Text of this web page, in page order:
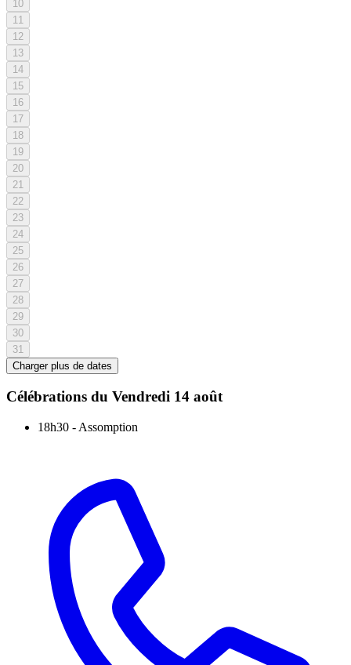
10
11
12
13
14
15
16
17
18
19
20
21
22
23
24
25
26
27
28
29
30
31
Charger plus de dates
Célébrations du Vendredi 14 août
18h30 - Assomption